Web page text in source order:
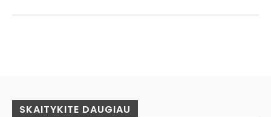
SKAITYKITE DAUGIAU